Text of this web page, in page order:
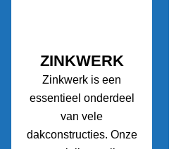
ZINKWERK
Zinkwerk is een
essentieel onderdeel
van vele
dakconstructies. Onze